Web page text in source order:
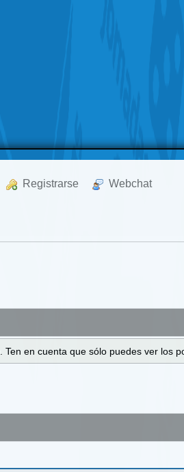
Registrarse Webchat
en cuenta que sólo puedes ver los